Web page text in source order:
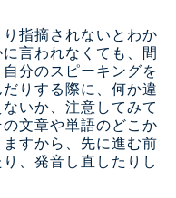
指摘されないとわか
言われなくても、間
分のスピーキングを
りする際に、何か違
いか、注意してみて
文章や単語のどこか
すから、先に進む前
、発音し直したりし